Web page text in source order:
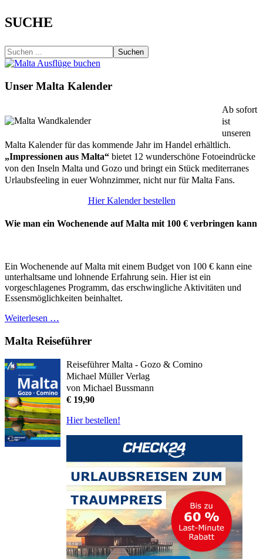
SUCHE
Suchen
Unser Malta Kalender
Ab sofort
ist
unseren
Malta Kalender für das kommende Jahr im Handel erhältlich.
„Impressionen aus Malta“ bietet 12 wunderschöne Fotoeindrücke
von den Inseln Malta und Gozo und bringt ein Stück mediterranes
Urlaubsfeeling in euer Wohnzimmer, nicht nur für Malta Fans.
Hier Kalender bestellen
Wie man ein Wochenende auf Malta mit 100 € verbringen kann
Ein Wochenende auf Malta mit einem Budget von 100 € kann eine
unterhaltsame und lohnende Erfahrung sein. Hier ist ein
vorgeschlagenes Programm, das erschwingliche Aktivitäten und
Essensmöglichkeiten beinhaltet.
Weiterlesen …
Malta Reiseführer
Reiseführer Malta - Gozo & Comino
Michael Müller Verlag
von Michael Bussmann
€ 19,90
Hier bestellen!